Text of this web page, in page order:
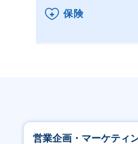
保険
営業企画・マーケティ